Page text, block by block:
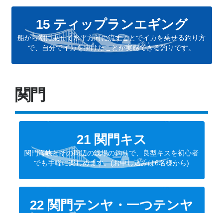
15 ティップランエギング
船から潮に乗せて水平方向に流すことでイカを乗せる釣り方
で、自分でイカを掛けたことが実感できる釣りです。
関門
21 関門キス
関門海峡とその周辺の浅場の釣りで、良型キスを初心者
でも手軽に楽しめます。(お申し込みは6名様から)
22 関門テンヤ・一つテンヤ